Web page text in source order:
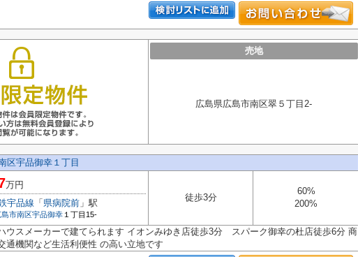
売地
広島県広島市南区翠５丁目2-
区宇品御幸１丁目
万円
宇品線 「 県病院前 」駅
島市南区宇品御幸 １丁目15-
徒歩3分
60%
200%
スメーカーで建てられます イオンみゆき店徒歩3分 スパーク御幸の杜店徒歩6分 商
通機関など生活利便性 の高い立地です